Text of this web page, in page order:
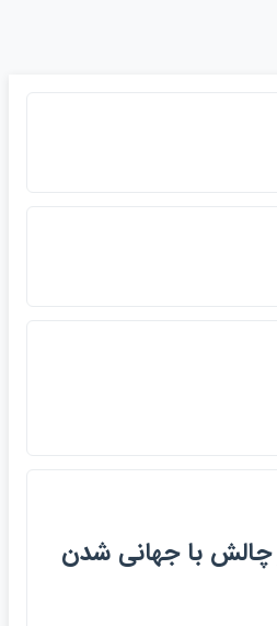
با جهاني شدن